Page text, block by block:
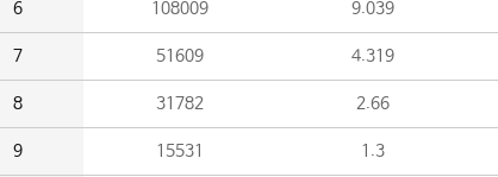
6 108009 9.039
7 51609 4.319
8 31782 2.66
9 15531 1.3